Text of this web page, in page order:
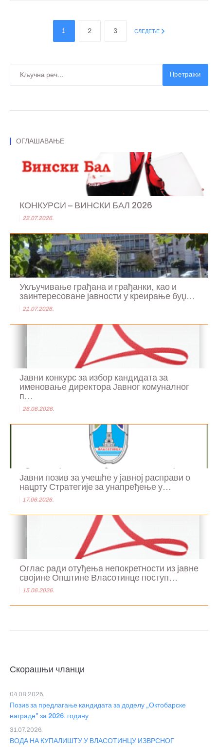
1 2 3 СЛЕДЕЋЕ
Претражи
ОГЛАШАВАЊЕ
КОНКУРСИ – ВИНСКИ БАЛ 2026
22.07.2026.
Укључивање грађана и грађанки, као и
заинтересоване јавности у креирање буџ...
21.07.2026.
Јавни конкурс за избор кандидата за
именовање директора Јавног комуналног
п...
26.06.2026.
Јавни позив за учешће у јавној расправи о
нацрту Стратегије за унапређење у...
17.06.2026.
Оглас ради отуђења непокретности из јавне
својине Општине Власотинце поступ...
15.06.2026.
Скорашњи чланци
Позив за предлагање кандидата за доделу „Октобарске
награде” за 2026. годину
04.08.2026.
ВОДА НА КУПАЛИШТУ У ВЛАСОТИНЦУ ИЗВРСНОГ
31.07.2026.